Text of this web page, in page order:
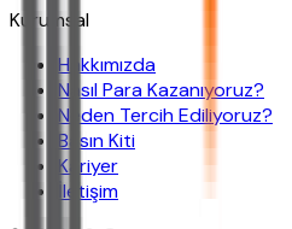
Kurumsal
Hakkımızda
Nasıl Para Kazanıyoruz?
Neden Tercih Ediliyoruz?
Basın Kiti
Kariyer
İletişim